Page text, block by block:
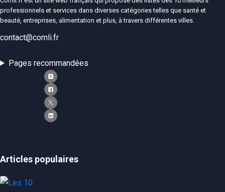
professionnels et services dans diverses catégories telles que santé et
beauté, entreprises, alimentation et plus, à travers différentes villes.
contact@comli.fr
Pages recommandées
Articles populaires